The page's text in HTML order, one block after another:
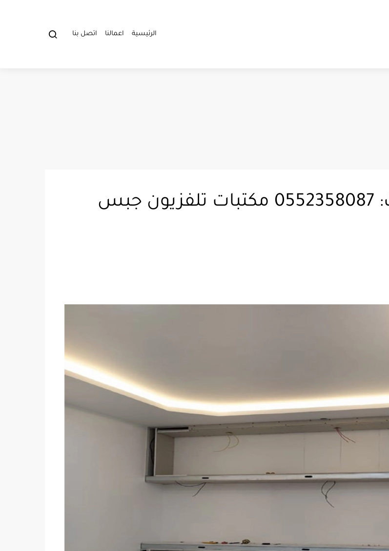
الرئيسية اعمالنا اتصل بنا
ديكورات جبس بورد مكة ت: 0552358087 مكتبات تلفزيون جبس